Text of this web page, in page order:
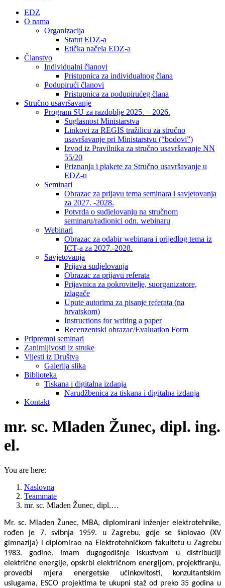
EDZ
O nama
Organizacija
Statut EDZ-a
Etička načela EDZ-a
Članstvo
Individualni članovi
Pristupnica za individualnog člana
Podupirući članovi
Pristupnica za podupirućeg člana
Stručno usavršavanje
Program SU za razdoblje 2025. – 2026.
Suglasnost Ministarstva
Linkovi za REGIS tražilicu za stručno
usavršavanje pri Ministarstvu (“bodovi”)
Izvod iz Pravilnika za stručno usavršavanje NN
55/20
Priznanja i plakete za Stručno usavršavanje u
EDZ-u
Seminari
Obrazac za prijavu tema seminara i savjetovanja
za 2027. -2028.
Potvrda o sudjelovanju na stručnom
seminaru/radionici odn. webinaru
Webinari
Obrazac za odabir webinara i prijedlog tema iz
ICT-a za 2027.-2028.
Savjetovanja
Prijava sudjelovanja
Obrazac za prijavu referata
Prijavnica za pokrovitelje, suorganizatore,
izlagače
Upute autorima za pisanje referata (na
hrvatskom)
Instructions for writing a paper
Recenzentski obrazac/Evaluation Form
Pripremni seminari
Zanimljivosti iz struke
Vijesti iz Društva
Galerija slika
Biblioteka
Tiskana i digitalna izdanja
Narudžbenica za tiskana i digitalna izdanja
Kontakt
mr. sc. Mladen Žunec, dipl. ing.
el.
You are here:
Naslovna
Teammate
mr. sc. Mladen Žunec, dipl.…
Mr. sc. Mladen Žunec, MBA, diplomirani inženjer elektrotehnike,
rođen je 7. svibnja 1959. u Zagrebu, gdje se školovao (XV
gimnazija) i diplomirao na Elektrotehničkom fakultetu u Zagrebu
1983. godine. Imam dugogodišnje iskustvom u distribuciji
električne energije, opskrbi električnom energijom, projektiranju,
provedbi mjera energetske učinkovitosti, konzultantskim
uslugama, ESCO projektima te ukupni staž od preko 35 godina u